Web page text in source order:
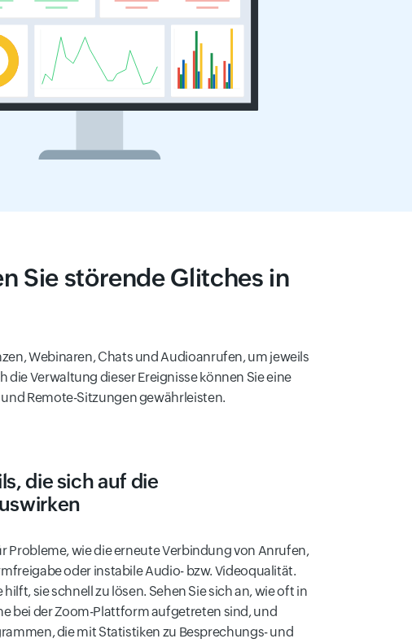
Sie störende Glitches in
Webinaren, Chats und Audioanrufen, um jeweils
Verwaltung dieser Ereignisse können Sie eine
Remote-Sitzungen gewährleisten.
die sich auf die
Probleme, wie die erneute Verbindung von Anrufen,
oder instabile Audio- bzw. Videoqualität.
sie schnell zu lösen. Sehen Sie sich an, wie oft in
bei der Zoom-Plattform aufgetreten sind, und
die mit Statistiken zu Besprechungs- und